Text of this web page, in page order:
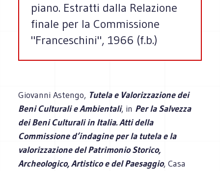
piano. Estratti dalla Relazione
finale per la Commissione
"Franceschini", 1966 (f.b.)
Giovanni Astengo, Tutela e Valorizzazione dei
Beni Culturali e Ambientali, in Per la Salvezza
dei Beni Culturali in Italia. Atti della
Commissione d’indagine per la tutela e la
valorizzazione del Patrimonio Storico,
Archeologico, Artistico e del Paesaggio, Casa